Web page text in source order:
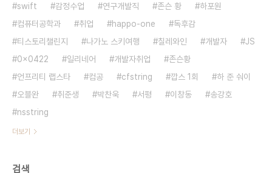
swift 감정수업 연구개발직 존슨 황
하포원
컴퓨터공학과
취업 happo-one
독후감
티스토리챌린지
나가노 스키여행 칠레와인 개발자
JS
0x0422
일리네어 개발자취업
존슨황
언프리티 랩스타
컴공 cfstring 깝스 1회
하 준 숴이
오블완
취준생 박찬욱 서평 이창동
송강호
nsstring
더보기
검색